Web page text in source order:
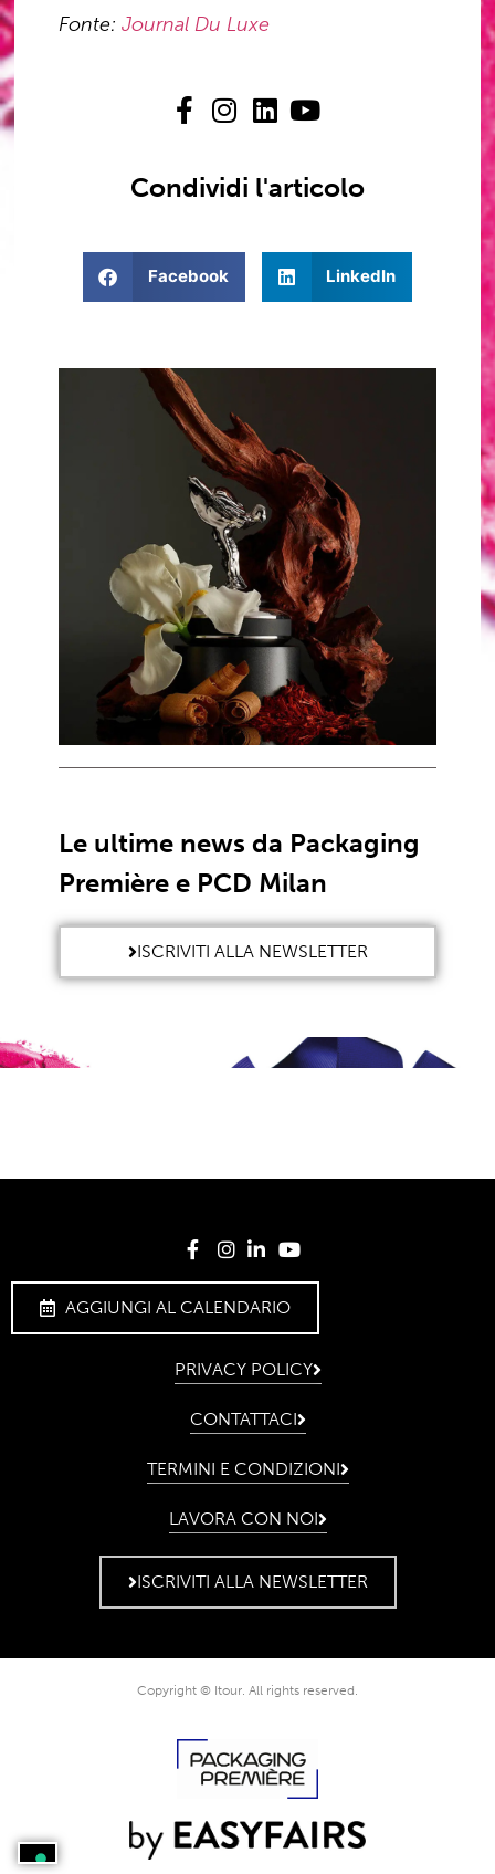
Fonte:Journal Du Luxe
Condividi l'articolo
Facebook LinkedIn
Le ultime news da Packaging
Première e PCD Milan
ISCRIVITI ALLA NEWSLETTER
AGGIUNGI AL CALENDARIO
PRIVACY POLICY
CONTATTACI
TERMINI E CONDIZIONI
LAVORA CON NOI
ISCRIVITI ALLA NEWSLETTER
Copyright © Itour. All rights reserved.